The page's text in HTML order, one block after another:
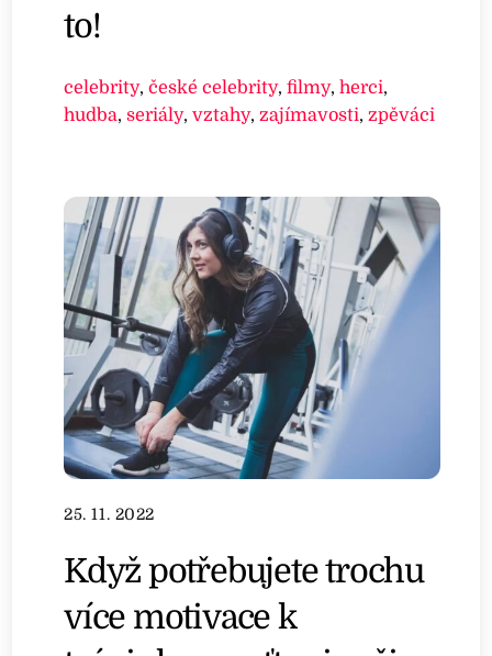
to!
celebrity,české celebrity,filmy,herci,
hudba,seriály,vztahy,zajímavosti,zpěváci
25. 11. 2022
Když potřebujete trochu
více motivace k